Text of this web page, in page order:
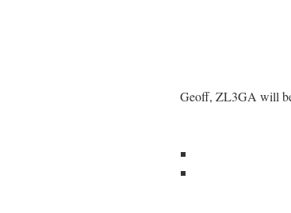
Geoff, ZL3GA will